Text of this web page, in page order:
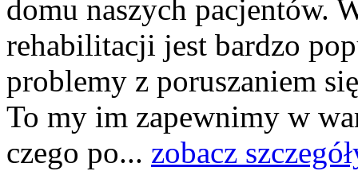
domu naszych pacjentów.
rehabilitacji jest bardzo
problemy z poruszaniem
To my im zapewnimy w
czego po... zobacz